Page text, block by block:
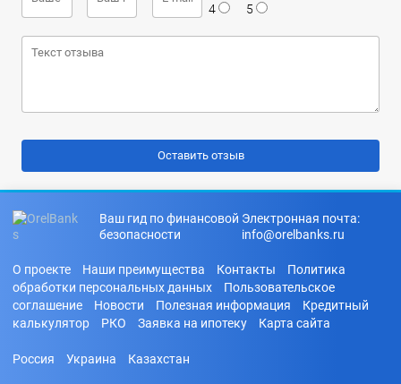
4
5
Ваш гид по финансовой
безопасности
Электронная почта:
info@orelbanks.ru
О проекте Наши преимущества Контакты
Политика
обработки персональных данных
Пользовательское
соглашение
Новости Полезная информация
Кредитный
калькулятор
РКО Заявка на ипотеку Карта сайта
Россия Украина Казахстан